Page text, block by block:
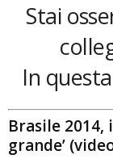
Stai
In
Brasile 2014,
grande’